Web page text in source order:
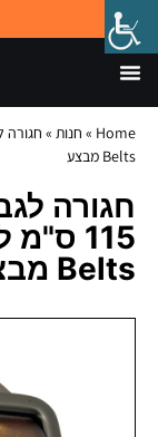
Home
» חנות »
Belts מבצע
Belts מבצע